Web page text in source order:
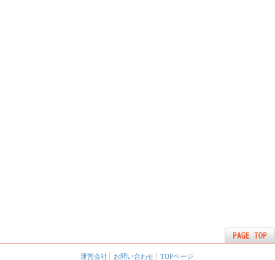
運営会社 お問い合わせ TOPページ